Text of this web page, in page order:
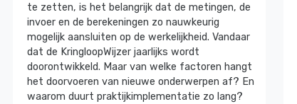
te zetten, is het belangrijk dat de metingen, de
invoer en de berekeningen zo nauwkeurig
mogelijk aansluiten op de werkelijkheid. Vandaar
dat de KringloopWijzer jaarlijks wordt
doorontwikkeld. Maar van welke factoren hangt
het doorvoeren van nieuwe onderwerpen af? En
waarom duurt praktijkimplementatie zo lang?